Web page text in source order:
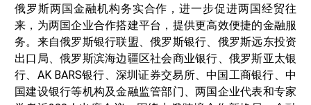
俄罗斯两国金融机构务实合作，进一步促进两国经贸往
来，为两国企业合作搭建平台，提供更高效便捷的金融服
务。来自俄罗斯银行联盟、俄罗斯银行、俄罗斯远东投资
出口局、俄罗斯滨海边疆区社会商业银行、俄罗斯亚太银
行、AK BARS银行、深圳证券交易所、中国工商银行、中
国建设银行等机构及金融监管部门、两国企业代表和专家